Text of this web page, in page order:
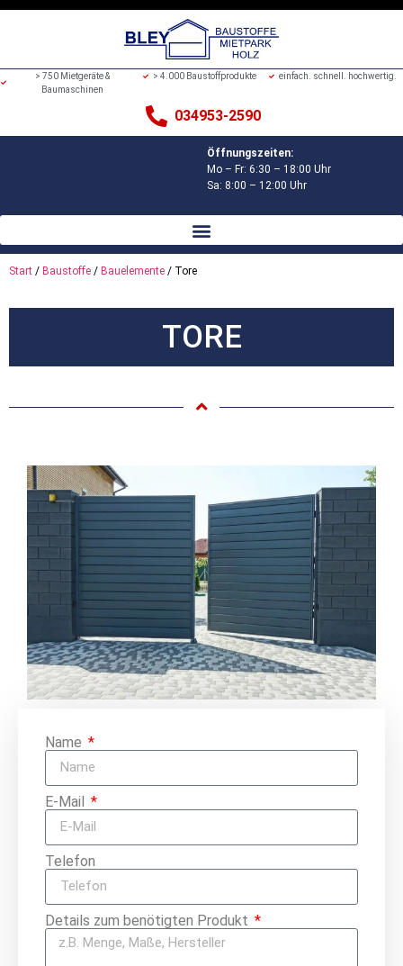
> 750 Mietgeräte &
Baumaschinen
> 4.000 Baustoffprodukte einfach. schnell. hochwertig.
034953-2590
Öffnungszeiten:
Mo – Fr: 6:30 – 18:00 Uhr
Sa: 8:00 – 12:00 Uhr
Start / Baustoffe / Bauelemente / Tore
TORE
Name
E-Mail
Telefon
Details zum benötigten Produkt